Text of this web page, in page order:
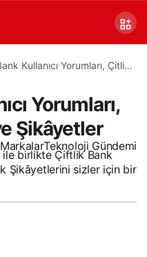
Teknoloji Gündemi
Kullanıcı Yorumları, Çitlik
Yorumları,
Şikâyetler
ile birlikte Çiftlik Bank
Şikâyetlerini sizler için bir